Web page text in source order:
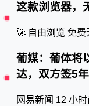
这款浏览器，
🚀 自由浏览 免费
葡媒：葡体将
达，双方签5年
网易新闻 12 小